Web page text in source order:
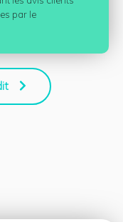
par le